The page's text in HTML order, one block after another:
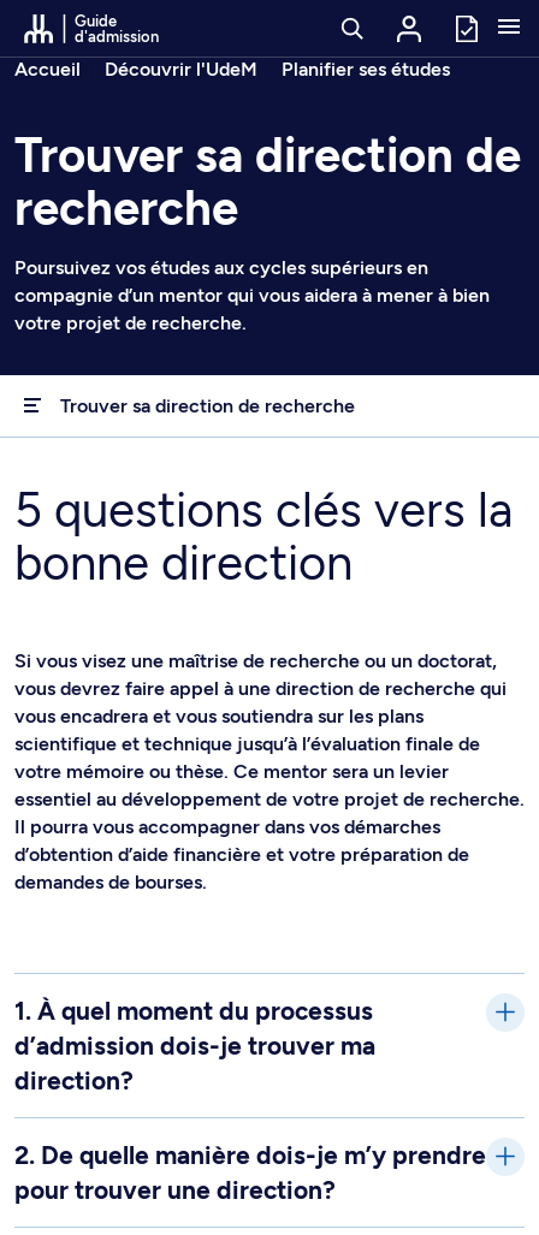
Passer au contenu
Guide
d'admission
Fil d’arianne
Accueil Découvrir l'UdeM Planifier ses études
Trouver sa direction de
recherche
Poursuivez vos études aux cycles supérieurs en
compagnie d’un mentor qui vous aidera à mener à bien
votre projet de recherche.
Trouver sa direction de recherche
5 questions clés vers la
bonne direction
Si vous visez une maîtrise de recherche ou un doctorat,
vous devrez faire appel à une direction de recherche qui
vous encadrera et vous soutiendra sur les plans
scientifique et technique jusqu’à l’évaluation finale de
votre mémoire ou thèse. Ce mentor sera un levier
essentiel au développement de votre projet de recherche.
Il pourra vous accompagner dans vos démarches
d’obtention d’aide financière et votre préparation de
demandes de bourses.
1. À quel moment du processus
d’admission dois-je trouver ma
direction?
2. De quelle manière dois-je m’y prendre
pour trouver une direction?